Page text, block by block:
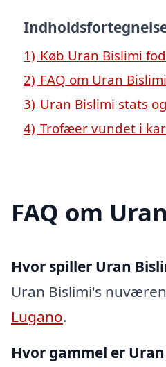
1) Køb Uran Bislimi
2) FAQ om Uran Bislimi
3) Uran Bislimi stats
4) Trofæer vundet i
FAQ om
Hvor spiller Uran
Uran Bislimi's
Lugano.
Hvor gammel er